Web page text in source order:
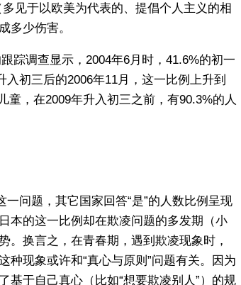
见于以欧美为代表的、提倡个人主义的相
多少伤害。
踪调查显示，2004年6月时，41.6%的初一
初三后的2006年11月，这一比例上升到
童，在2009年升入初三之前，有90.3%的人
问题，其它国家回答“是”的人数比例呈现
本的这一比例却在欺凌问题的多发期（小
。换言之，在青春期，遇到欺凌现象时，
种现象或许和“真心与原则”问题有关。因为
基于自己真心（比如“想要欺凌别人”）的规